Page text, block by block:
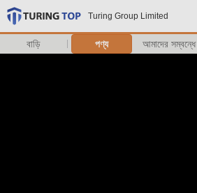
Turing Group Limited
বাড়ি পণ্য আমাদের সম্বন্ধে